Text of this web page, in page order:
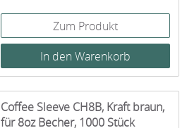
Zum Produkt
Coffee Sleeve CH8B, Kraft braun,
für 8oz Becher, 1000 Stück